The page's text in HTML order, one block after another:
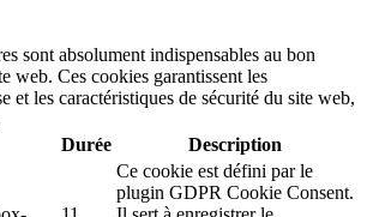
sont absolument indispensables au bon
web. Ces cookies garantissent les
et les caractéristiques de sécurité du site web,
Durée Description
Ce cookie est défini par le
plugin GDPR Cookie Consent.